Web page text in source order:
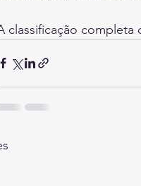
classificação